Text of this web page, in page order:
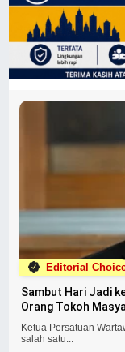
Editorial
Sambut Hari Jadi
Orang Tokoh
Ketua Persatuan
salah satu...